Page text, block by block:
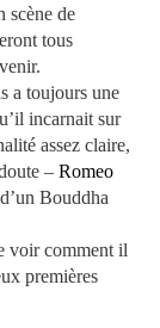
scène de
tous
a toujours une
incarnait sur
assez claire,
– Romeo
Bouddha
voir comment il
premières